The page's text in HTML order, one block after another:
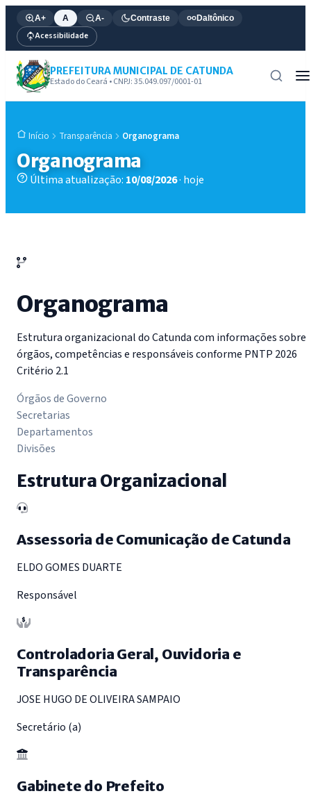
A+ A A- Contraste Daltônico
Acessibilidade
PREFEITURA MUNICIPAL DE CATUNDA
Estado do Ceará • CNPJ: 35.049.097/0001-01
Início Transparência Organograma
Organograma
Última atualização: 10/08/2026· hoje
Organograma
Estrutura organizacional do Catunda com informações sobre
órgãos, competências e responsáveis conforme PNTP 2026
Critério 2.1
Órgãos de Governo
Secretarias
Departamentos
Divisões
Estrutura Organizacional
Assessoria de Comunicação de Catunda
ELDO GOMES DUARTE
Responsável
Controladoria Geral, Ouvidoria e
Transparência
JOSE HUGO DE OLIVEIRA SAMPAIO
Secretário (a)
Gabinete do Prefeito